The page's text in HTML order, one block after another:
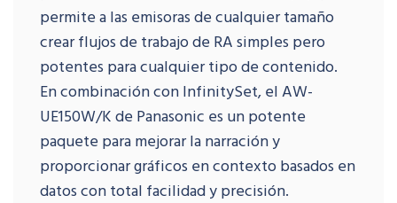
permite a las emisoras de cualquier tamaño
crear flujos de trabajo de RA simples pero
potentes para cualquier tipo de contenido.
En combinación con InfinitySet, el AW-
UE150W/K de Panasonic es un potente
paquete para mejorar la narración y
proporcionar gráficos en contexto basados en
datos con total facilidad y precisión.